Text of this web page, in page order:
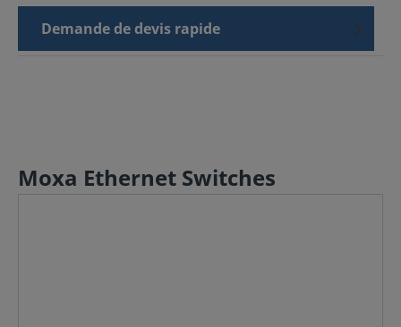
Demande de devis rapide
Moxa Ethernet Switches